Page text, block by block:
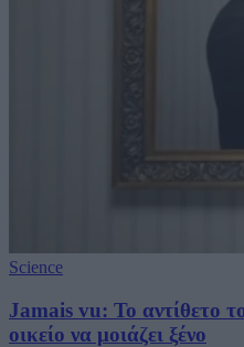
Science
Jamais vu: Το αντίθετο
οικείο να μοιάζει ξένο